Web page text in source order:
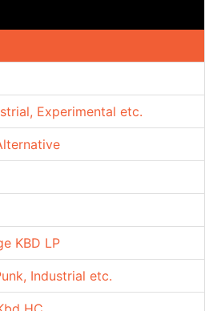
Experimental etc.
KBD LP
Industrial etc.